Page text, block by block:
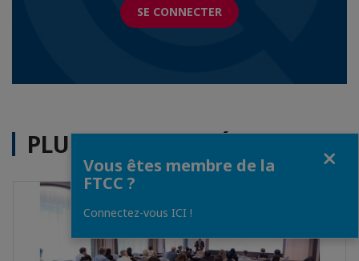
SE CONNECTER
PLUS D'ACTUALITÉS
Vous êtes membre de la
FTCC ?
Connectez-vous ICI !